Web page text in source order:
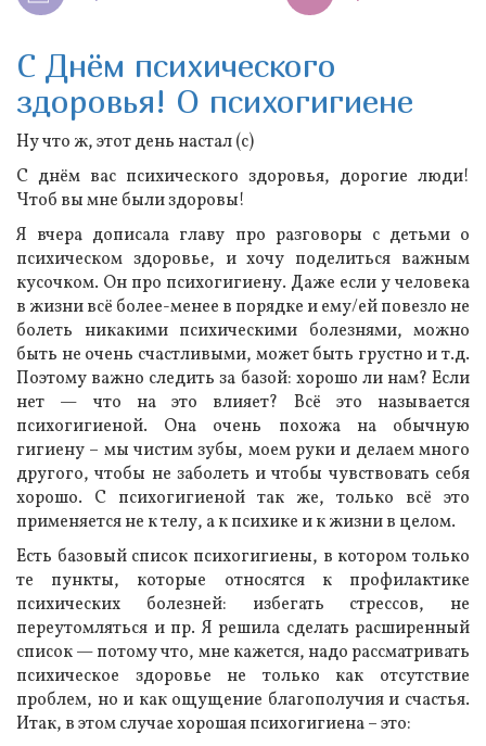
С Днём психического
здоровья! О психогигиене
Ну что ж, этот день настал (с)
С днём вас психического здоровья, дорогие люди!
Чтоб вы мне были здоровы!
Я вчера дописала главу про разговоры с детьми о
психическом здоровье, и хочу поделиться важным
кусочком. Он про психогигиену. Даже если у человека
в жизни всё более-менее в порядке и ему/ей повезло не
болеть никакими психическими болезнями, можно
быть не очень счастливыми, может быть грустно и т.д.
Поэтому важно следить за базой: хорошо ли нам? Если
нет — что на это влияет? Всё это называется
психогигиеной. Она очень похожа на обычную
гигиену – мы чистим зубы, моем руки и делаем много
другого, чтобы не заболеть и чтобы чувствовать себя
хорошо. С психогигиеной так же, только всё это
применяется не к телу, а к психике и к жизни в целом.
Есть базовый список психогигиены, в котором только
те пункты, которые относятся к профилактике
психических болезней: избегать стрессов, не
переутомляться и пр. Я решила сделать расширенный
список — потому что, мне кажется, надо рассматривать
психическое здоровье не только как отсутствие
проблем, но и как ощущение благополучия и счастья.
Итак, в этом случае хорошая психогигиена – это: